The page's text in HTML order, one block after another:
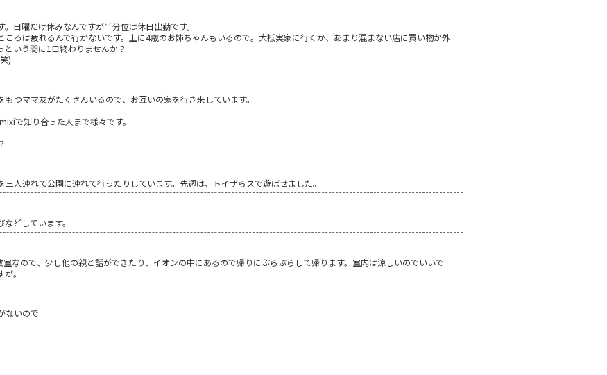
日曜だけ休みなんですが半分位は休日出勤です。
ころは疲れるんで行かないです。上に4歳のお姉ちゃんもいるので。大抵実家に行くか、あまり混まない店に買い物か外
いう間に1日終わりませんか？
)
つママ友がたくさんいるので、お互いの家を行き来しています。
で知り合った人まで様々です。
人連れて公園に連れて行ったりしています。先週は、トイザらスで遊ばせました。
どしています。
なので、少し他の親と話ができたり、イオンの中にあるので帰りにぶらぶらして帰ります。室内は涼しいのでいいで
。
ないので